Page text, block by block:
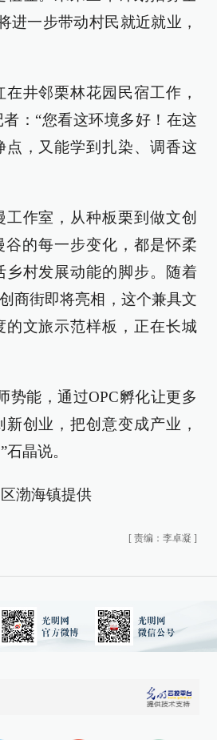
进一步带动村民就近就业，
井邻栗林花园民宿工作，
：“您看这环境多好！在这
点，又能学到扎染、调香这
工作室，从种板栗到做文创
的每一步变化，都是怀柔
乡村发展动能的脚步。随着
商街即将亮相，这个兼具文
的文旅示范样板，正在长城
势能，通过OPC孵化让更多
创业，把创意变成产业，
晶说。
渤海镇提供
[ 责编：李卓凝 ]